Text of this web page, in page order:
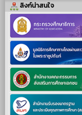
ลิงก์น่าสนใจ